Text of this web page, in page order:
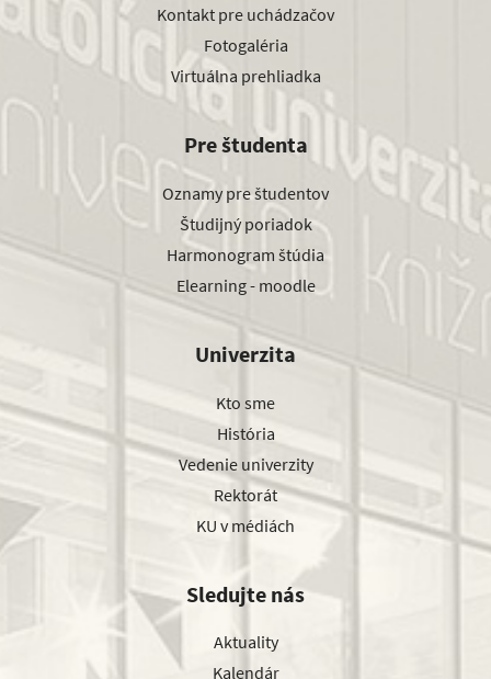
Kontakt pre uchádzačov
Fotogaléria
Virtuálna prehliadka
Pre študenta
Oznamy pre študentov
Študijný poriadok
Harmonogram štúdia
Elearning - moodle
Univerzita
Kto sme
História
Vedenie univerzity
Rektorát
KU v médiách
Sledujte nás
Aktuality
Kalendár